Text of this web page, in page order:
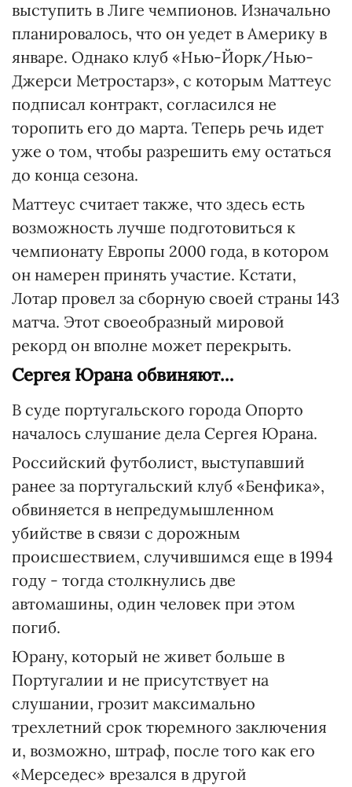
выступить в Лиге чемпионов. Изначально
планировалось, что он уедет в Америку в
январе. Однако клуб «Нью-Йорк/Нью-
Джерси Метростарз», с которым Маттеус
подписал контракт, согласился не
торопить его до марта. Теперь речь идет
уже о том, чтобы разрешить ему остаться
до конца сезона.
Маттеус считает также, что здесь есть
возможность лучше подготовиться к
чемпионату Европы 2000 года, в котором
он намерен принять участие. Кстати,
Лотар провел за сборную своей страны 143
матча. Этот своеобразный мировой
рекорд он вполне может перекрыть.
Сергея Юрана обвиняют…
В суде португальского города Опорто
началось слушание дела Сергея Юрана.
Российский футболист, выступавший
ранее за португальский клуб «Бенфика»,
обвиняется в непредумышленном
убийстве в связи с дорожным
происшествием, случившимся еще в 1994
году - тогда столкнулись две
автомашины, один человек при этом
погиб.
Юрану, который не живет больше в
Португалии и не присутствует на
слушании, грозит максимально
трехлетний срок тюремного заключения
и, возможно, штраф, после того как его
«Мерседес» врезался в другой